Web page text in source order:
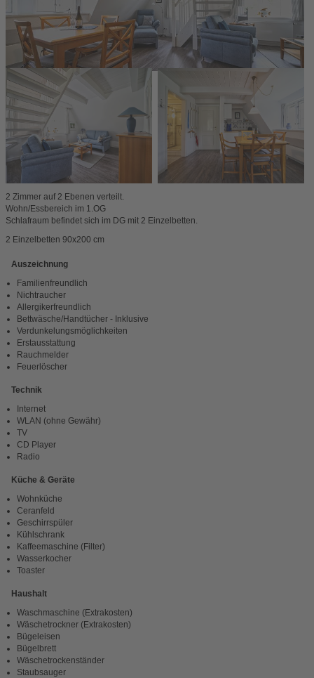
2 Zimmer auf 2 Ebenen verteilt.
Wohn/Essbereich im 1.OG
Schlafraum befindet sich im DG mit 2 Einzelbetten.
2 Einzelbetten 90x200 cm
Auszeichnung
Familienfreundlich
Nichtraucher
Allergikerfreundlich
Bettwäsche/Handtücher - Inklusive
Verdunkelungsmöglichkeiten
Erstausstattung
Rauchmelder
Feuerlöscher
Technik
Internet
WLAN (ohne Gewähr)
TV
CD Player
Radio
Küche & Geräte
Wohnküche
Ceranfeld
Geschirrspüler
Kühlschrank
Kaffeemaschine (Filter)
Wasserkocher
Toaster
Haushalt
Waschmaschine (Extrakosten)
Wäschetrockner (Extrakosten)
Bügeleisen
Bügelbrett
Wäschetrockenständer
Staubsauger